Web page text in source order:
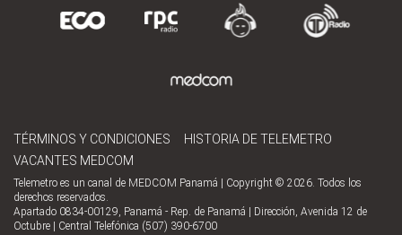
TÉRMINOS Y CONDICIONES
HISTORIA DE TELEMETRO
VACANTES MEDCOM
Telemetro es un canal de MEDCOM Panamá | Copyright © 2026. Todos los
derechos reservados.
Apartado 0834-00129, Panamá - Rep. de Panamá | Dirección, Avenida 12 de
Octubre | Central Telefónica (507) 390-6700